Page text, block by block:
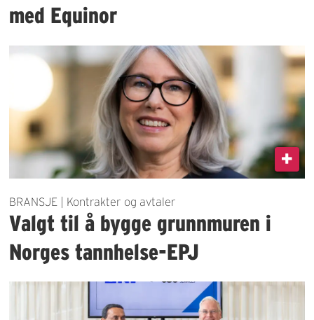
med Equinor
BRANSJE | Kontrakter og avtaler
Valgt til å bygge grunnmuren i
Norges tannhelse-EPJ